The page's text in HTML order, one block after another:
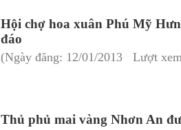
Hội chợ hoa xuân Phú Mỹ
đáo
(Ngày đăng: 12/01/2013 Lượt
Thủ phủ mai vàng Nhơn An